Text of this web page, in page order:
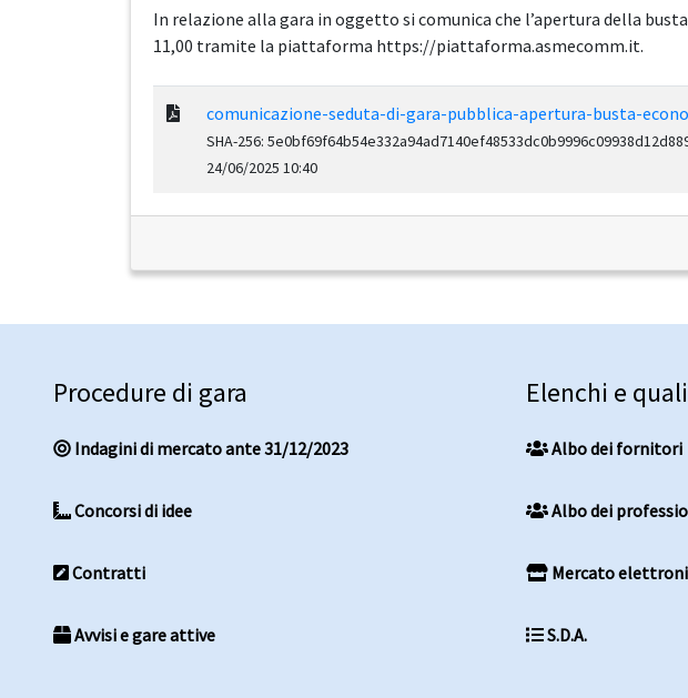
In relazione alla gara in oggetto si comunica che l’apertura della
11,00 tramite la piattaforma https://piattaforma.asmecomm.it.
comunicazione-seduta-di-gara-pubblica-apertura-busta-
SHA-256:
24/06/2025 10:40
Procedure di gara
Indagini di mercato ante 31/12/2023
Concorsi di idee
Contratti
Avvisi e gare attive
Elenchi e
Albo dei fornitori
Albo dei
Mercato
S.D.A.